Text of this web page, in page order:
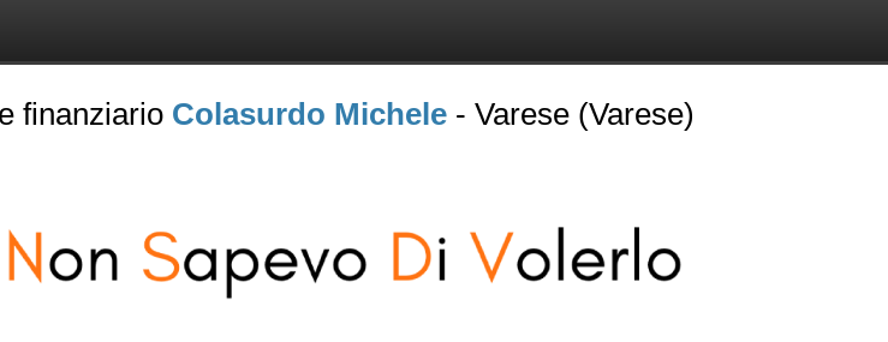
finanziario Colasurdo Michele - Varese (Varese)